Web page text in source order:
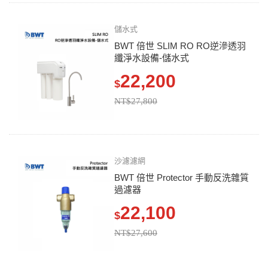
儲水式
BWT 倍世 SLIM RO RO逆滲透羽
纖淨水設備-儲水式
$22,200
NT$27,800
沙濾濾網
BWT 倍世 Protector 手動反洗雜質
過濾器
$22,100
NT$27,600